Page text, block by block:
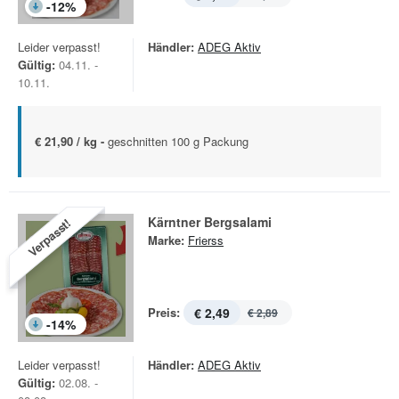
-12%
Leider verpasst!
Gültig: 04.11. -
10.11.
Händler: ADEG Aktiv
€ 21,90 / kg - geschnitten 100 g Packung
Verpasst!
-14%
Kärntner Bergsalami
Marke: Frierss
Preis: € 2,49 € 2,89
Leider verpasst!
Gültig: 02.08. -
Händler: ADEG Aktiv